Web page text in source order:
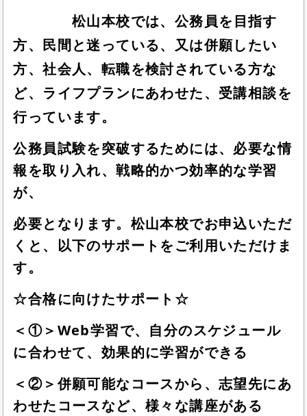
松山本校では、 公務員を目指す
方、民間と迷っている、又は併願したい
方、社会人、転職を検討されている方な
ど、ライフプランにあわせた、受講相談を
行っています。
公務員試験を突破するためには、必要な情
報を取り入れ、戦略的かつ効率的な学習
が、
必要となります。松山本校でお申込いただ
くと、以下のサポートをご利用いただけま
す。
☆合格に向けたサポート☆
＜①＞Web学習で、自分のスケジュール
に合わせて、効果的に学習ができる
＜②＞併願可能なコースから、志望先にあ
わせたコースなど、様々な講座がある